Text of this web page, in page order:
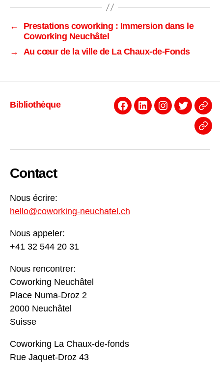
←
Prestations coworking : Immersion dans le
Coworking Neuchâtel
→
Au cœur de la ville de La Chaux-de-Fonds
Bibliothèque
Facebook
LinkedinInstagram
Twitter
Contact
Nous écrire:
hello@coworking-neuchatel.ch
Nous appeler:
+41 32 544 20 31
Nous rencontrer:
Coworking Neuchâtel
Place Numa-Droz 2
2000 Neuchâtel
Suisse
Coworking La Chaux-de-fonds
Rue Jaquet-Droz 43